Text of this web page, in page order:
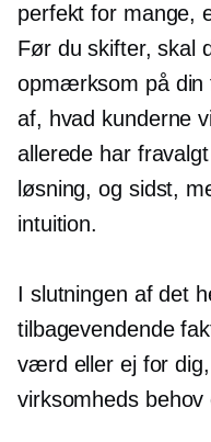
perfekt for mange,
Før du skifter, skal
opmærksom på din
af, hvad kunderne
allerede har
løsning, og sidst,
intuition.
I slutningen af ​​det
tilbagevendende
værd eller ej for
virksomheds behov